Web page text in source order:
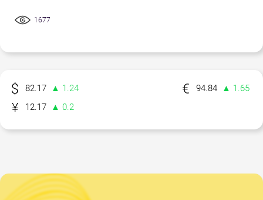
1677
82.17 ▲ 1.24 94.84
▲ 1.65
12.17
▲ 0.2